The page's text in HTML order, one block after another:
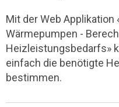
Mit der Web
Wärmepumpen -
Heizleistungsbedarfs»
einfach die benötigte
bestimmen.